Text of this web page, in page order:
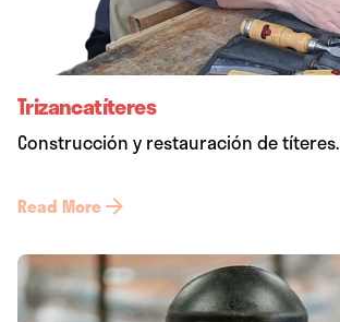
Trizancatíteres
Construcción y restauración de títeres.
Read More